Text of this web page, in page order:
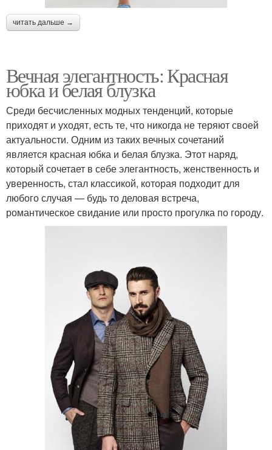
читать дальше →
Вечная элегантность: Красная
юбка и белая блузка
Среди бесчисленных модных тенденций, которые
приходят и уходят, есть те, что никогда не теряют своей
актуальности. Одним из таких вечных сочетаний
является красная юбка и белая блузка. Этот наряд,
который сочетает в себе элегантность, женственность и
уверенность, стал классикой, которая подходит для
любого случая — будь то деловая встреча,
романтическое свидание или просто прогулка по городу.